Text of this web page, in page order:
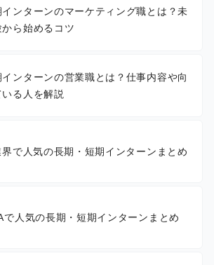
インターンのマーケティング職とは？未
から始めるコツ
インターンの営業職とは？仕事内容や向
いる人を解説
で人気の長期・短期インターンまとめ
で人気の長期・短期インターンまとめ